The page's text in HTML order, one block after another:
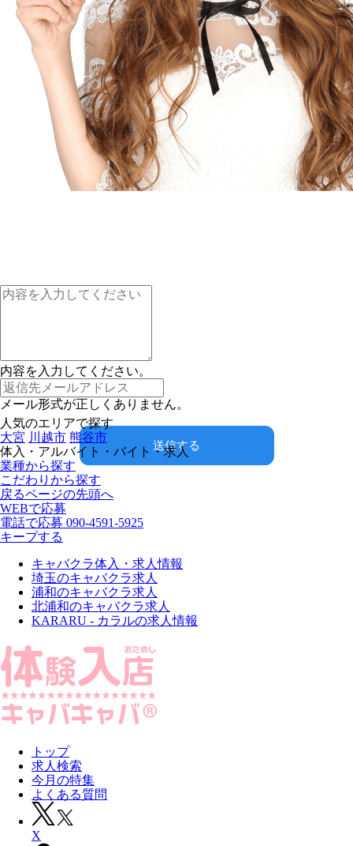
内容を入力してください。
メール形式が正しくありません。
送信する
人気のエリアで探す
大宮 川越市 熊谷市
体入・アルバイト・バイト・求人
業種から探す
こだわりから探す
戻るページの先頭へ
WEBで応募
電話で応募 090-4591-5925
キープする
キャバクラ体入・求人情報
埼玉のキャバクラ求人
浦和のキャバクラ求人
北浦和のキャバクラ求人
KARARU - カラルの求人情報
トップ
求人検索
今月の特集
よくある質問
X